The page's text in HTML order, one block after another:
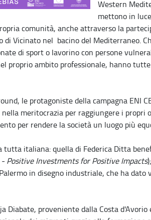
Western
mettono in
comunità, anche attraverso la
Vicinato nel bacino del Mediterraneo.
di sport o lavorino con persone
proprio ambito professionale, hanno
le protagoniste della campagna ENI
nella meritocrazia per raggiungere i propri
per rendere la società un luogo più
tutta italiana: quella di Federica Ditta
Positive Investments for Positive Impacts
in disegno industriale, che ha
Diabate, proveniente dalla Costa